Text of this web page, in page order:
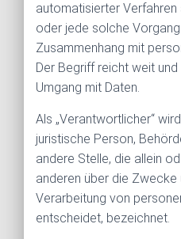
automatisierter
oder jede solche
Zusammenhang mit
Der Begriff reicht weit
Umgang mit Daten.
Als „Verantwortlicher“
juristische Person,
andere Stelle, die allein
anderen über die Zwecke
Verarbeitung von
entscheidet, bezeichnet.